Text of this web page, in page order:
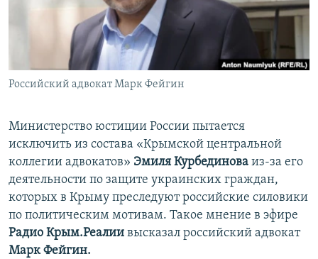
ПОБЕДИТЕЛЕЙ НЕ СУДЯТ?
КРЫМ.НЕПОКОРЕННЫЙ
УКРАИНСКАЯ ПРОБЛЕМА КРЫМА
ПРИСОЕДИНЯЙТЕСЬ!
Российский адвокат Марк Фейгин
Министерство юстиции России пытается
исключить из состава «Крымской центральной
коллегии адвокатов» Эмиля Курбединова из-за его
деятельности по защите украинских граждан,
которых в Крыму преследуют российские силовики
по политическим мотивам. Такое мнение в эфире
Радио Крым.Реалии высказал российский адвокат
Марк Фейгин.